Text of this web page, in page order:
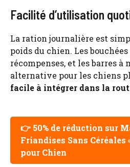
Facilité d’utilisation
La ration journalière est
poids du chien. Les
récompenses, et les barres
alternative pour les chiens
facile à intégrer dans la
👉 50% de réduction sur
Friandises Sans Céréales
pour Chien